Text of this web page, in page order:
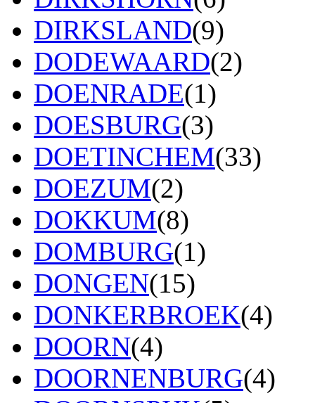
DIRKSLAND(9)
DODEWAARD(2)
DOENRADE(1)
DOESBURG(3)
DOETINCHEM(33)
DOEZUM(2)
DOKKUM(8)
DOMBURG(1)
DONGEN(15)
DONKERBROEK(4)
DOORN(4)
DOORNENBURG(4)